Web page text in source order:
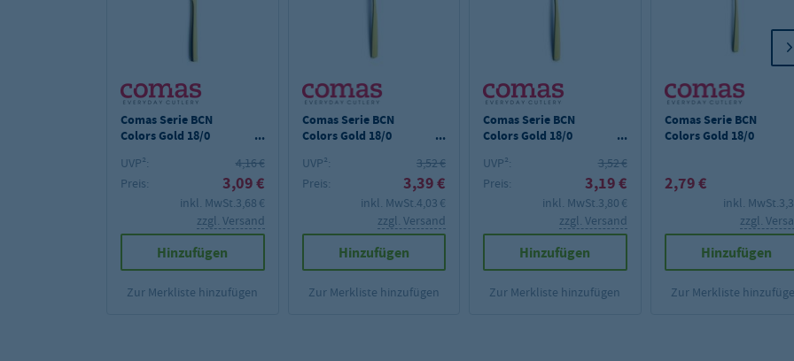
Comas Serie BCN
Colors Gold 18/0
UVP²:
4,16 €
Preis:
3,09 €
inkl. MwSt.3,68 €
zzgl. Versand
Hinzufügen
Zur Merkliste hinzufügen
Comas Serie BCN
Colors Gold 18/0
UVP²:
3,52 €
Preis:
3,39 €
inkl. MwSt.4,03 €
zzgl. Versand
Hinzufügen
Zur Merkliste hinzufügen
Comas Serie BCN
Colors Gold 18/0
UVP²:
3,52 €
Preis:
3,19 €
inkl. MwSt.3,80 €
zzgl. Versand
Hinzufügen
Zur Merkliste hinzufügen
Comas Serie BCN
Colors Gold 18/0
2,79 €
inkl. MwSt.
zzgl.
Hinzufügen
Zur Merkliste